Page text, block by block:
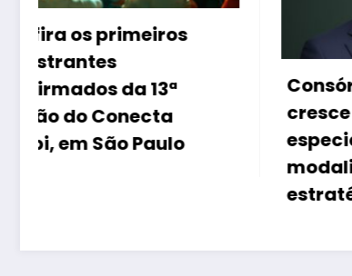
Consórcio imobiliário
cresce no Brasil, mas
especialista alerta: